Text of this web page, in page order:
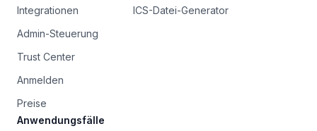
Integrationen
Admin-Steuerung
Trust Center
Anmelden
Preise
ICS-Datei-Generator
Anwendungsfälle